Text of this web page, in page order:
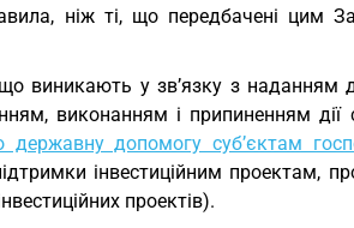
ніж ті, що передбачені цим
виникають у зв’язку з наданням
виконанням і припиненням
державну допомогу суб’єктам
інвестиційним проектам,
проектів).